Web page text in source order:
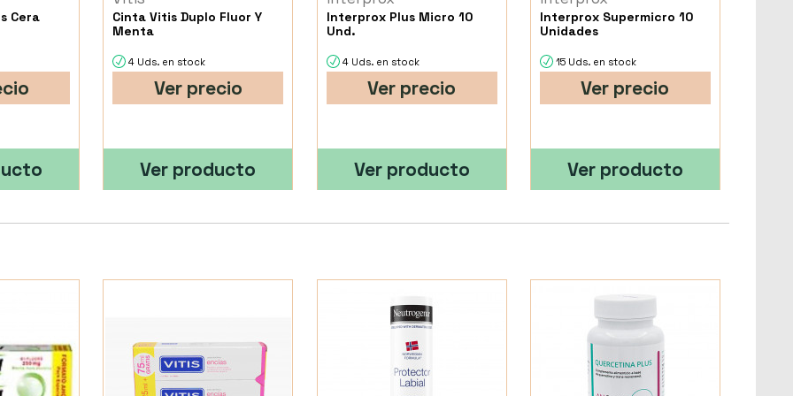
Cera
Cinta Vitis Duplo Fluor Y
Menta
4 Uds. en stock
Ver precio
Ver producto
Interprox Plus Micro 10
Und.
4 Uds. en stock
Ver precio
Ver producto
Interprox Supermicro 10
Unidades
15 Uds. en stock
Ver precio
Ver producto